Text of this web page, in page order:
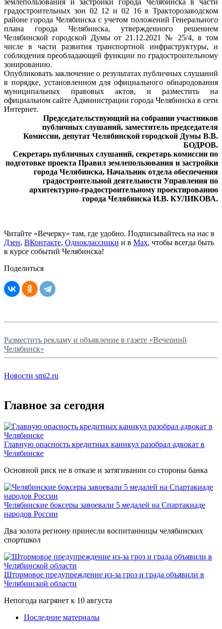
градостроительных зон 02 12 и 02 16 в Тракторозаводском
районе города Челябинска с учетом положений Генерального
плана города Челябинска, утвержденного решением
Челябинской городской Думы от 21.12.2021 № 25/4, в том
числе в части развития транспортной инфраструктуры, и
соблюдения преобладающей функции по градостроительному
зонированию.
Опубликовать заключение о результатах публичных слушаний
в порядке, установленном для официального обнародования
муниципальных правовых актов, и разместить на
официальном сайте Администрации города Челябинска в сети
Интернет.
Председательствующий на собрании участников
публичных слушаний, заместитель председателя
Комиссии, депутат Челябинской городской Думы В.В.
БОДРОВ.
Секретарь публичных слушаний, секретарь комиссии по
подготовке проекта Правил землепользования и застройки
города Челябинска, Начальник отдела обеспечения
градостроительной деятельности Управления по
архитектурно-градостроительному проектированию
города Челябинска И.В. КУЛИКОВА.
Читайте «Вечерку» там, где удобно. Подписывайтесь на нас в
Дзен, ВКонтакте, Одноклассники и в Max, чтобы всегда быть
в курсе событий Челябинска!
Поделиться
Разместить рекламу и объявление в газете «Вечерний
Челябинск»
Новости smi2.ru
Главное за сегодня
Главную опасность кредитных каникул разобрал адвокат в
Челябинске
Основной риск не в отказе и затягивании со стороны банка
Челябинские боксеры завоевали 5 медалей на Спартакиаде
народов России
Два золота региону принесли воспитанницы челябинских
спортшкол
Штормовое предупреждение из-за гроз и града объявили в
Челябинской области
Непогода нагрянет к 10 августа
Последние материалы